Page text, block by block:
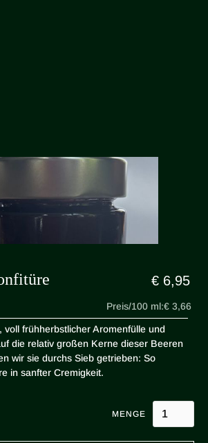
€ 6,95
Preis/100 ml:€ 3,66
voll frühherbstlicher Aromenfülle und
die relativ großen Kerne dieser Beeren
wir sie durchs Sieb getrieben: So
in sanfter Cremigkeit.
MENGE